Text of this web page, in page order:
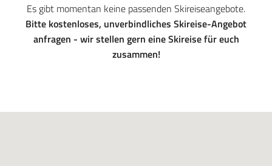
Es gibt momentan keine passenden Skireiseangebote.
Bitte kostenloses, unverbindliches Skireise-Angebot
anfragen - wir stellen gern eine Skireise für euch
zusammen!